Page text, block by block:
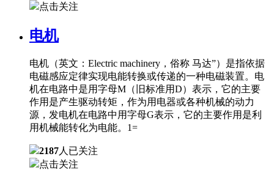
点击关注
电机
电机（英文：Electric machinery，俗称 马达”）是指依据
电磁感应定律实现电能转换或传递的一种电磁装置。电
机在电路中是用字母M（旧标准用D）表示，它的主要
作用是产生驱动转矩，作为用电器或各种机械的动力
源，发电机在电路中用字母G表示，它的主要作用是利
用机械能转化为电能。1=
2187人已关注
点击关注